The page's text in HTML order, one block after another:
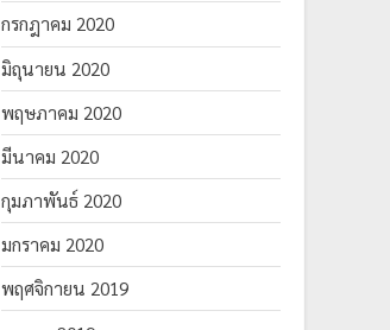
กรกฎาคม 2020
มิถุนายน 2020
พฤษภาคม 2020
มีนาคม 2020
กุมภาพันธ์ 2020
มกราคม 2020
พฤศจิกายน 2019